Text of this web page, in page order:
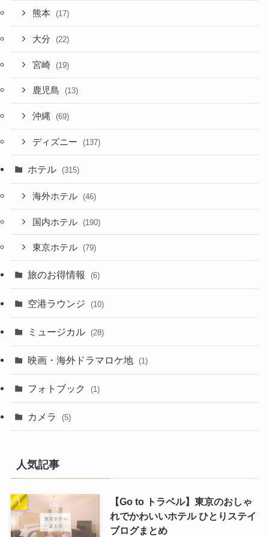
熊本 (17)
大分 (22)
宮崎 (19)
鹿児島 (13)
沖縄 (69)
ディズニー (137)
ホテル (315)
海外ホテル (46)
国内ホテル (190)
東京ホテル (79)
旅のお得情報 (6)
空港ラウンジ (10)
ミュージカル (28)
映画・海外ドラマロケ地 (1)
フォトブック (1)
カメラ (5)
人気記事
【Go to トラベル】東京のおしゃ
れでかわいいホテル ひとりステイ
ブログまとめ